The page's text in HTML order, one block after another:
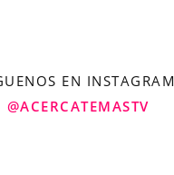
EN INSTAGRAM
@ACERCATEMASTV